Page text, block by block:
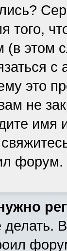
того,
(в этом
это
не
форум.